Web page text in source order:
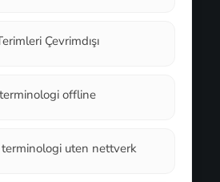
Çevrimdışı
offline
terminologi uten nettverk